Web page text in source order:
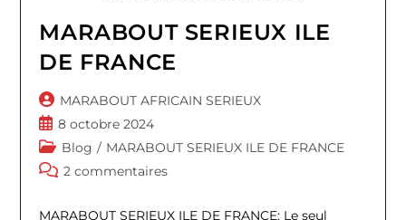
MARABOUT SERIEUX ILE
DE FRANCE
Auteur/autrice
de
la
publication :
MARABOUT AFRICAIN SERIEUX
Publication
publiée :
8 octobre 2024
Post
category:
Blog / MARABOUT SERIEUX ILE DE FRANCE
Commentaires
la
2 commentaires
MARABOUT SERIEUX ILE DE FRANCE: Le seul